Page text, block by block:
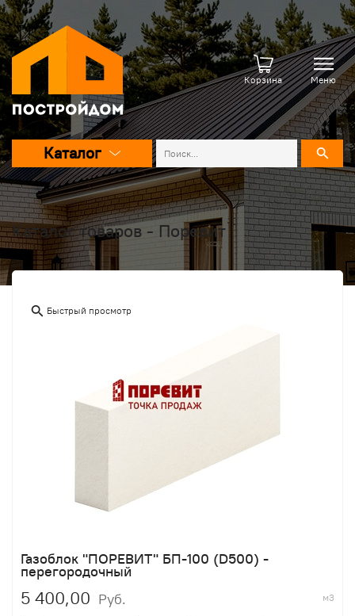
Корзина Меню
Каталог
Каталог товаров - Поревит
Быстрый просмотр
Газоблок "ПОРЕВИТ" БП-100 (D500) -
перегородочный
5 400,00 Руб. м3